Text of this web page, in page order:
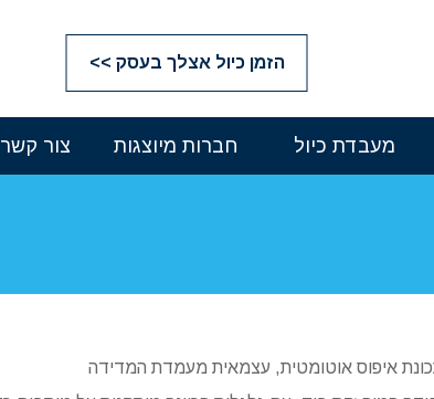
הזמן כיול אצלך בעסק >>
מעבדת כיול חברות מיוצגות צור קשר
איפוס אוטומטית, עצמאית מעמדת המדידה